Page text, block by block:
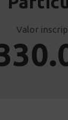
Valor